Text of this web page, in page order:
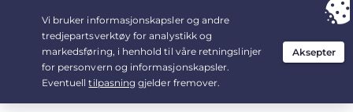
Your choice: The Best Dealfor 3.3333333333333-years at $
/month